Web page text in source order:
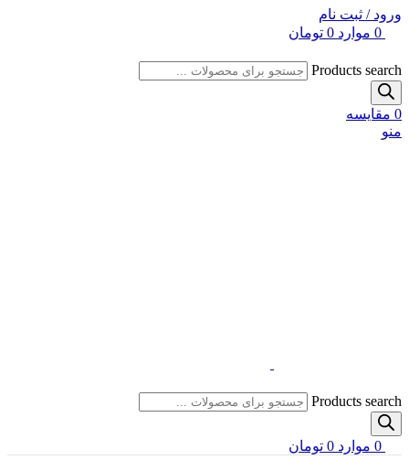
ورود / ثبت نام
0 موارد 0 تومان
Products search
0 مقایسه
منو
Products search
0 موارد 0 تومان